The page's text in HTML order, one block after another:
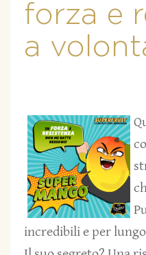
forza e
a
incredibili e per